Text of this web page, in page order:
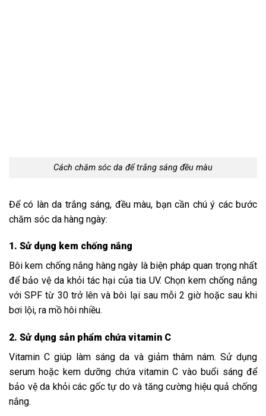
Cách chăm sóc da để trắng sáng đều màu
Để có làn da trắng sáng, đều màu, bạn cần chú ý các bước
chăm sóc da hàng ngày:
1. Sử dụng kem chống nắng
Bôi kem chống nắng hàng ngày là biện pháp quan trọng nhất
để bảo vệ da khỏi tác hại của tia UV. Chọn kem chống nắng
với SPF từ 30 trở lên và bôi lại sau mỗi 2 giờ hoặc sau khi
bơi lội, ra mồ hôi nhiều.
2. Sử dụng sản phẩm chứa vitamin C
Vitamin C giúp làm sáng da và giảm thâm nám. Sử dụng
serum hoặc kem dưỡng chứa vitamin C vào buổi sáng để
bảo vệ da khỏi các gốc tự do và tăng cường hiệu quả chống
nắng.